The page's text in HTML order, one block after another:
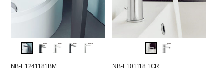
NB-E1241181BM NB-E1241181BM
NB-E101118.1CR NB-E101118.1CR